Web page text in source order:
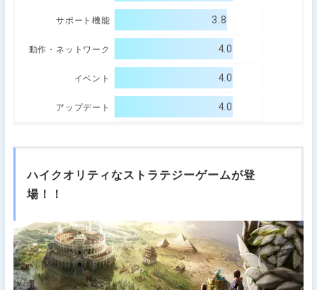
サポート機能 3.8
動作・ネットワーク 4.0
イベント 4.0
アップデート 4.0
ハイクオリティなストラテジーゲームが登
場！！